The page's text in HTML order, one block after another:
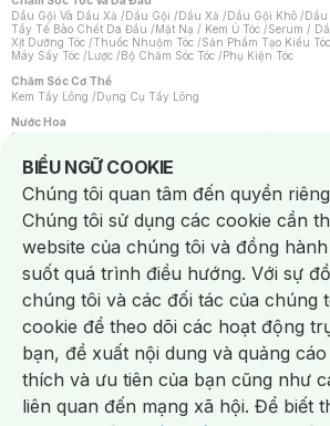
Dầu Gội Và Dầu Xả /Dầu Gội /Dầu Xả /Dầu Gội Khô /Dầu
Tẩy Tế Bào Chết Da Đầu /Mặt Nạ / Kem Ủ Tóc /Serum /
Xịt Dưỡng Tóc /Thuốc Nhuộm Tóc /Sản Phẩm Tạo Kiểu Tóc
Máy Sấy Tóc /Lược /Bộ Chăm Sóc Tóc /Phụ Kiện Tóc
Chăm Sóc Cơ Thể
Kem Tẩy Lông /Dụng Cụ Tẩy Lông
Nước Hoa
Nước Hoa Nữ
Chăm Sóc Cá Nhân
Chống Muỗi /Khẩu Trang /Máy Massage/Mặt Nạ Xông Hơi
Sản Phẩm Chăm Sóc Khác /Bàn Chải Đánh Răng /Bàn
Hỗ Trợ Trắng Răng/Kem Đánh Răng /Máy Tăm Nước/
Tăm / Chỉ Nha Khoa/ Xịt Thơm Miệng / Dung Dịch Vệ Sinh
Khăn Ướt Vệ Sinh Vùng Kín/Băng Vệ Sinh/Tampon/Bọt
Máy Cạo Râu
Vấn Đề Về Da
Da Dầu / Lỗ Chân Lông To/ Da Khô / Mất Nước/ Da Lão
Da Nhạy Cảm / Kích Ứng
Da Xỉn Màu Thâm / Nám /
Quầng Thâm & Bọng Mắt /Sẹo /Viêm Da Cơ Địa
Dụng Cụ / Phụ Kiện Chăm Sóc Da
Bông Tẩy Trang
Khăn Lau Mặt Khô Dụng Cụ / Máy Rửa
Dụng Cụ Chăm Sóc Khác
BIỂU NGỮ COOKIE
Notice about cookies usage
Chúng tôi quan tâm đến quyền
Chúng tôi sử dụng các cookie cần
website của chúng tôi và đồng
suốt quá trình điều hướng. Với sự
chúng tôi và các đối tác của chúng
cookie để theo dõi các hoạt động
bạn, đề xuất nội dung và quảng
thích và ưu tiên của bạn cũng như
liên quan đến mạng xã hội. Để biết